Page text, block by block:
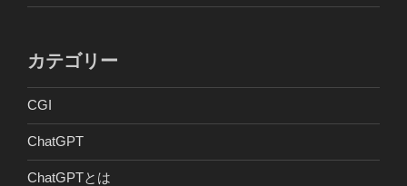
カテゴリー
CGI
ChatGPT
ChatGPTとは